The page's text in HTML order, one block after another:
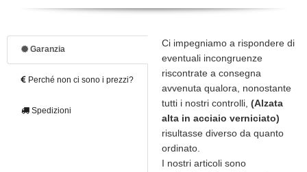
Garanzia
Perché non ci sono i prezzi?
Spedizioni
Ci impegniamo a rispondere di
eventuali incongruenze
riscontrate a consegna
avvenuta qualora, nonostante
tutti i nostri controlli, (Alzata
alta in acciaio verniciato)
risultasse diverso da quanto
ordinato.
I nostri articoli sono